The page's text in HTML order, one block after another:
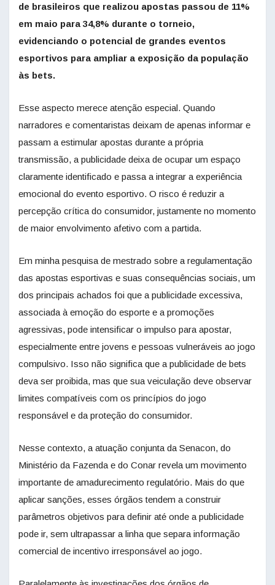
de brasileiros que realizou apostas passou de 11%
em maio para 34,8% durante o torneio,
evidenciando o potencial de grandes eventos
esportivos para ampliar a exposição da população
às bets.
Esse aspecto merece atenção especial. Quando
narradores e comentaristas deixam de apenas informar e
passam a estimular apostas durante a própria
transmissão, a publicidade deixa de ocupar um espaço
claramente identificado e passa a integrar a experiência
emocional do evento esportivo. O risco é reduzir a
percepção crítica do consumidor, justamente no momento
de maior envolvimento afetivo com a partida.
Em minha pesquisa de mestrado sobre a regulamentação
das apostas esportivas e suas consequências sociais, um
dos principais achados foi que a publicidade excessiva,
associada à emoção do esporte e a promoções
agressivas, pode intensificar o impulso para apostar,
especialmente entre jovens e pessoas vulneráveis ao jogo
compulsivo. Isso não significa que a publicidade de bets
deva ser proibida, mas que sua veiculação deve observar
limites compatíveis com os princípios do jogo
responsável e da proteção do consumidor.
Nesse contexto, a atuação conjunta da Senacon, do
Ministério da Fazenda e do Conar revela um movimento
importante de amadurecimento regulatório. Mais do que
aplicar sanções, esses órgãos tendem a construir
parâmetros objetivos para definir até onde a publicidade
pode ir, sem ultrapassar a linha que separa informação
comercial de incentivo irresponsável ao jogo.